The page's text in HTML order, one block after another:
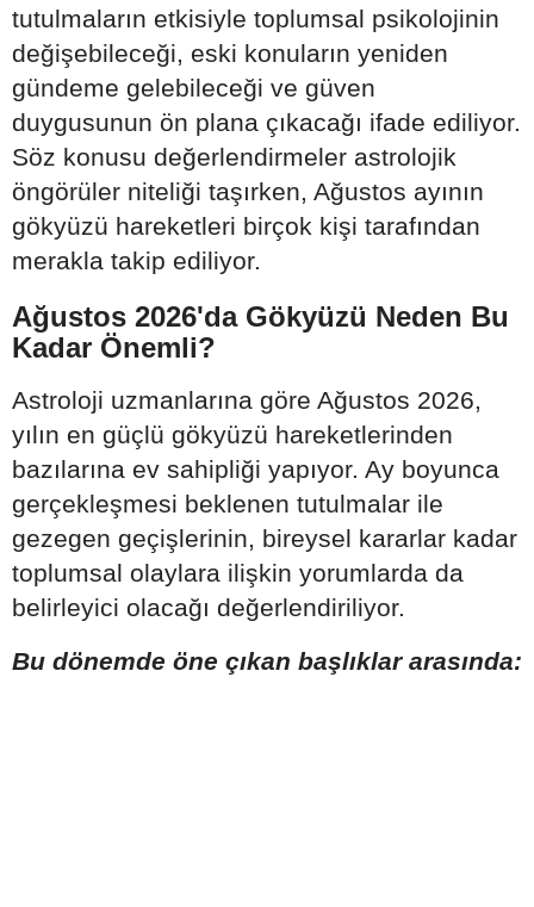
tutulmaların etkisiyle toplumsal psikolojinin
değişebileceği, eski konuların yeniden
gündeme gelebileceği ve güven
duygusunun ön plana çıkacağı ifade ediliyor.
Söz konusu değerlendirmeler astrolojik
öngörüler niteliği taşırken, Ağustos ayının
gökyüzü hareketleri birçok kişi tarafından
merakla takip ediliyor.
Ağustos 2026'da Gökyüzü Neden Bu
Kadar Önemli?
Astroloji uzmanlarına göre Ağustos 2026,
yılın en güçlü gökyüzü hareketlerinden
bazılarına ev sahipliği yapıyor. Ay boyunca
gerçekleşmesi beklenen tutulmalar ile
gezegen geçişlerinin, bireysel kararlar kadar
toplumsal olaylara ilişkin yorumlarda da
belirleyici olacağı değerlendiriliyor.
Bu dönemde öne çıkan başlıklar arasında: